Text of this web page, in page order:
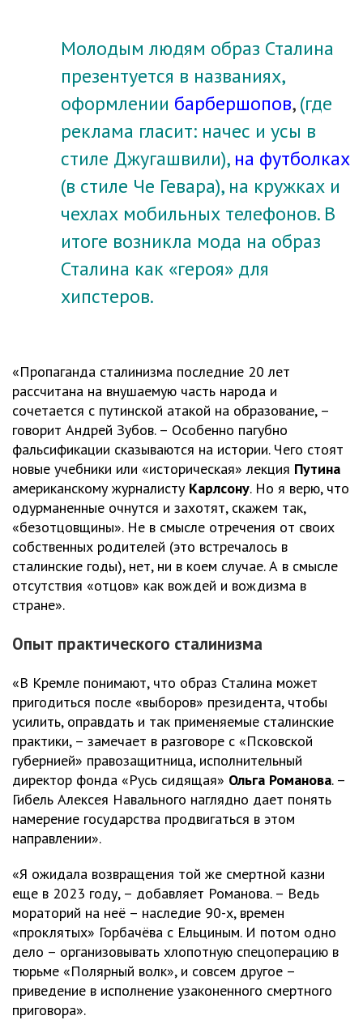
Молодым людям образ Сталина
презентуется в названиях,
оформлении барбершопов,(где
реклама гласит: начес и усы в
стиле Джугашвили), на футболках
(в стиле Че Гевара), на кружках и
чехлах мобильных телефонов. В
итоге возникла мода на образ
Сталина как «героя» для
хипстеров.
«Пропаганда сталинизма последние 20 лет
рассчитана на внушаемую часть народа и
сочетается с путинской атакой на образование, –
говорит Андрей Зубов. – Особенно пагубно
фальсификации сказываются на истории. Чего стоят
новые учебники или «историческая» лекция Путина
американскому журналисту Карлсону. Но я верю, что
одурманенные очнутся и захотят, скажем так,
«безотцовщины». Не в смысле отречения от своих
собственных родителей (это встречалось в
сталинские годы), нет, ни в коем случае. А в смысле
отсутствия «отцов» как вождей и вождизма в
стране».
Опыт практического сталинизма
«В Кремле понимают, что образ Сталина может
пригодиться после «выборов» президента, чтобы
усилить, оправдать и так применяемые сталинские
практики, – замечает в разговоре с «Псковской
губернией» правозащитница, исполнительный
директор фонда «Русь сидящая» Ольга Романова. –
Гибель Алексея Навального наглядно дает понять
намерение государства продвигаться в этом
направлении».
«Я ожидала возвращения той же смертной казни
еще в 2023 году, – добавляет Романова. – Ведь
мораторий на неё – наследие 90-х, времен
«проклятых» Горбачёва с Ельциным. И потом одно
дело – организовывать хлопотную спецоперацию в
тюрьме «Полярный волк», и совсем другое –
приведение в исполнение узаконенного смертного
приговора».